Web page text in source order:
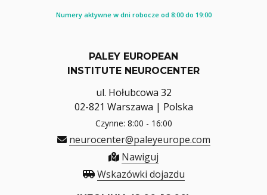
Numery aktywne w dni robocze od 8:00 do 19:00
PALEY EUROPEAN
INSTITUTE NEUROCENTER
ul. Hołubcowa 32
02-821 Warszawa | Polska
Czynne: 8:00 - 16:00
neurocenter@paleyeurope.com
Nawiguj
Wskazówki dojazdu